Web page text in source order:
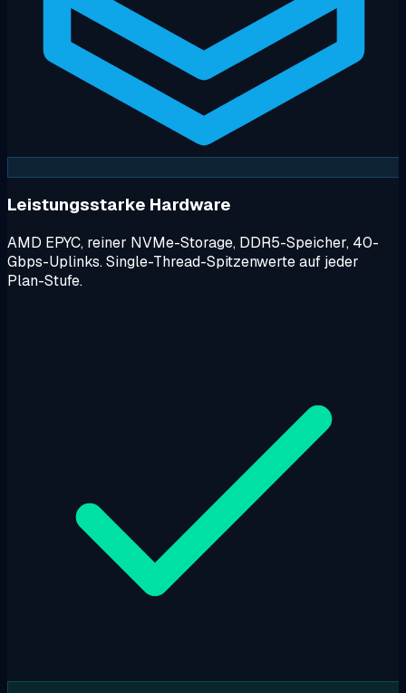
Leistungsstarke Hardware
AMD EPYC, reiner NVMe-Storage, DDR5-Speicher, 40-
Gbps-Uplinks. Single-Thread-Spitzenwerte auf jeder
Plan-Stufe.